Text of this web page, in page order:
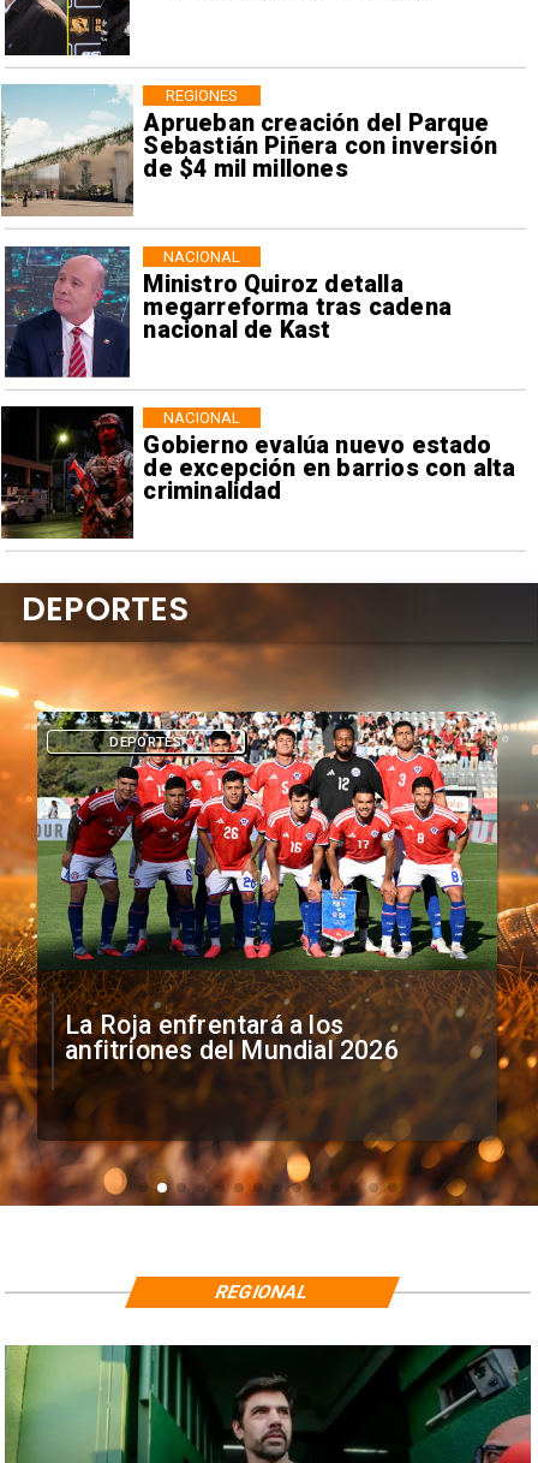
Aprueban creación del Parque
Sebastián Piñera con inversión
de $4 mil millones
REGIONES
Ministro Quiroz detalla
megarreforma tras cadena
nacional de Kast
NACIONAL
Gobierno evalúa nuevo estado
de excepción en barrios con alta
criminalidad
NACIONAL
La Roja enfrentará a los
anfitriones del Mundial 2026
DEPORTES
DEPORTES
REGIONAL